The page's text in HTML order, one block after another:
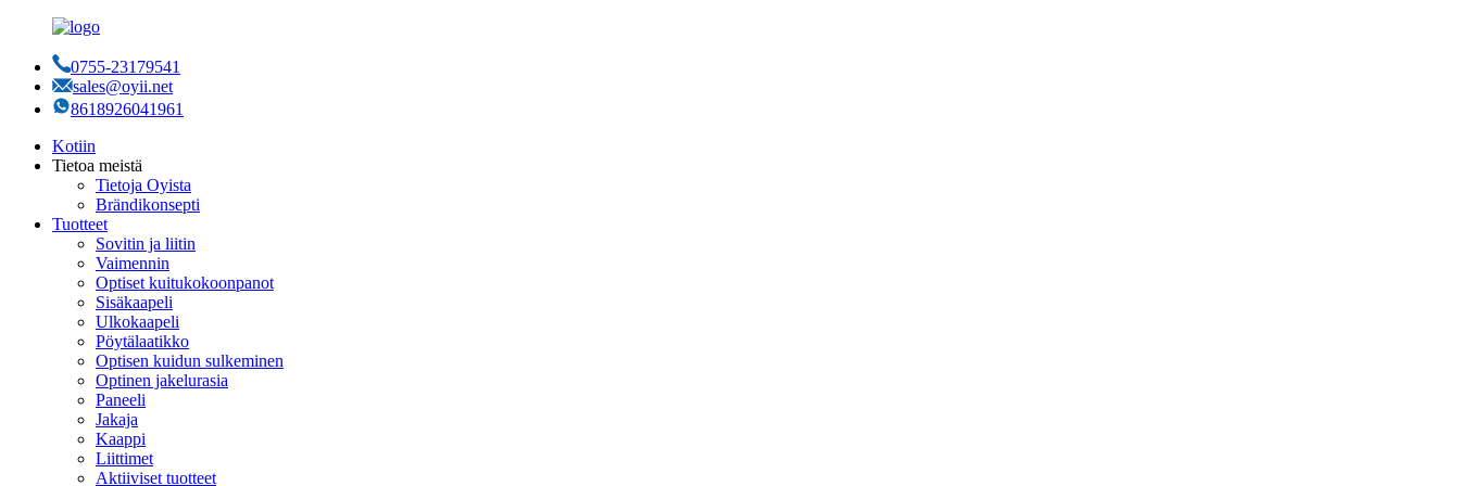
0755-23179541
sales@oyii.net
8618926041961
Kotiin
Tietoa meistä
Tietoja Oyista
Brändikonsepti
Tuotteet
Sovitin ja liitin
Vaimennin
Optiset kuitukokoonpanot
Sisäkaapeli
Ulkokaapeli
Pöytälaatikko
Optisen kuidun sulkeminen
Optinen jakelurasia
Paneeli
Jakaja
Kaappi
Liittimet
Aktiiviset tuotteet